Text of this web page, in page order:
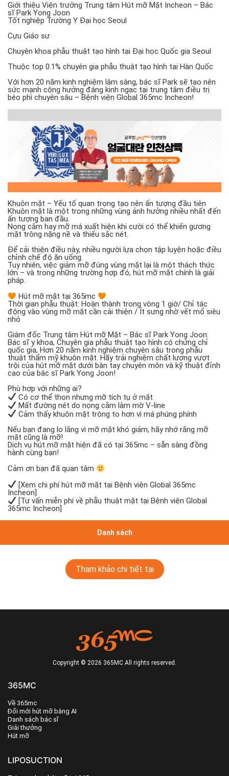
Giới thiệu Viện trưởng Trung tâm Hút mỡ Mặt Incheon – Bác
sĩ Park Yong Joon
Tốt nghiệp Trường Y Đại học Seoul
Cựu Giáo sư
Chuyên khoa phẫu thuật tạo hình tại Đại học Quốc gia Seoul
Thuộc top 0.1% chuyên gia phẫu thuật tạo hình tại Hàn Quốc
Với hơn 20 năm kinh nghiệm lâm sàng, bác sĩ Park sẽ tạo nên
sức mạnh cộng hưởng đáng kinh ngạc tại trung tâm điều trị
béo phì chuyên sâu – Bệnh viện Global 365mc Incheon!
Khuôn mặt – Yếu tố quan trọng tạo nên ấn tượng đầu tiên
Khuôn mặt là một trong những vùng ảnh hưởng nhiều nhất đến
ấn tượng ban đầu.
Nọng cằm hay mỡ má xuất hiện khi cười có thể khiến gương
mặt trông nặng nề và thiếu sắc nét.
Để cải thiện điều này, nhiều người lựa chọn tập luyện hoặc điều
chỉnh chế độ ăn uống.
Tuy nhiên, việc giảm mỡ đúng vùng mặt lại là một thách thức
lớn – và trong những trường hợp đó, hút mỡ mặt chính là giải
pháp.
Hút mỡ mặt tại 365mc
Thời gian phẫu thuật: Hoàn thành trong vòng 1 giờ/ Chỉ tác
động vào vùng mỡ mặt cần cải thiện / Ít sưng nhờ vết mổ siêu
nhỏ
Giám đốc Trung tâm Hút mỡ Mặt – Bác sĩ Park Yong Joon:
Bác sĩ y khoa, Chuyên gia phẫu thuật tạo hình có chứng chỉ
quốc gia, Hơn 20 năm kinh nghiệm chuyên sâu trong phẫu
thuật thẩm mỹ khuôn mặt. Hãy trải nghiệm chất lượng vượt
trội của hút mỡ mặt dưới bàn tay chuyên môn và kỹ thuật đỉnh
cao của bác sĩ Park Yong Joon!
Phù hợp với những ai?
Có cơ thể thon nhưng mỡ tích tụ ở mặt
Mất đường nét do nọng cằm làm mờ V-line
Cảm thấy khuôn mặt trông to hơn vì má phúng phính
Nếu bạn đang lo lắng vì mỡ mặt khó giảm, hãy nhớ rằng mỡ
mặt cũng là mỡ!
Dịch vụ hút mỡ mặt hiện đã có tại 365mc – sẵn sàng đồng
hành cùng bạn!
Cảm ơn bạn đã quan tâm
[Xem chi phí hút mỡ mặt tại Bệnh viện Global 365mc
Incheon]
[Tư vấn miễn phí về phẫu thuật mặt tại Bệnh viện Global
365mc Incheon]
Danh sách
Tham khảo chi tiết tại
Copyright © 2026 365MC All rights reserved.
365MC
Về 365mc
Đổi mới hút mỡ bằng AI
Danh sách bác sĩ
Giải thưởng
Hút mỡ
LIPOSUCTION